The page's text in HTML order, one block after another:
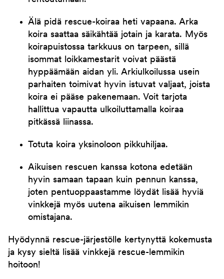
Älä pidä rescue-koiraa heti vapaana. Arka
koira saattaa säikähtää jotain ja karata. Myös
koirapuistossa tarkkuus on tarpeen, sillä
isommat loikkamestarit voivat päästä
hyppäämään aidan yli. Arkiulkoilussa usein
parhaiten toimivat hyvin istuvat valjaat, joista
koira ei pääse pakenemaan. Voit tarjota
hallittua vapautta ulkoiluttamalla koiraa
pitkässä liinassa.
Totuta koira yksinoloon pikkuhiljaa.
Aikuisen rescuen kanssa kotona edetään
hyvin samaan tapaan kuin pennun kanssa,
joten pentuoppaastamme löydät lisää hyviä
vinkkejä myös uutena aikuisen lemmikin
omistajana.
Hyödynnä rescue-järjestölle kertynyttä kokemusta
ja kysy sieltä lisää vinkkejä rescue-lemmikin
hoitoon!